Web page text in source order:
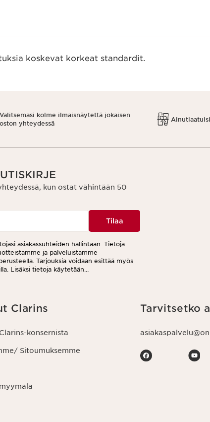
koskevat korkeat standardit.
Valitsemasi kolme ilmaisnäytettä jokaisen
oston yhteydessä
kun ostat vähintään 50
Tilaa
asiakassuhteiden hallintaan. Tietoja
ja palveluistamme
Tarjouksia voidaan esittää myös
Lisäksi tietoja käytetään
klikkaamalla uutiskirjeen jokaisessa
Clarins
konsernista
Sitoumuksemme
Tarvitsetko